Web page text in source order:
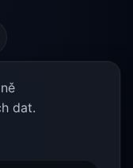
dat.